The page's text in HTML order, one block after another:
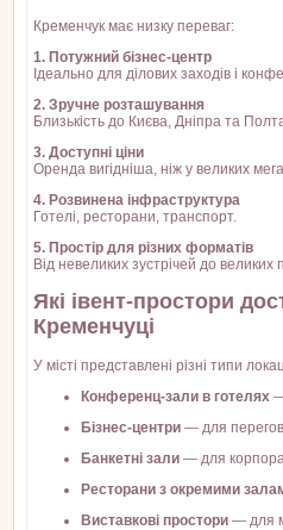
Кременчук має низку переваг:
1. Потужний бізнес-центр
Ідеально для ділових заходів і
2. Зручне розташування
Близькість до Києва, Дніпра та
3. Доступні ціни
Оренда вигідніша, ніж у великих
4. Розвинена інфраструктура
Готелі, ресторани, транспорт.
5. Простір для різних форматів
Від невеликих зустрічей до великих
Які івент-простори
Кременчуці
У місті представлені різні типи
Конференц-зали в готелях
Бізнес-центри — для
Банкетні зали — для
Ресторани з окремими
Виставкові простори — для